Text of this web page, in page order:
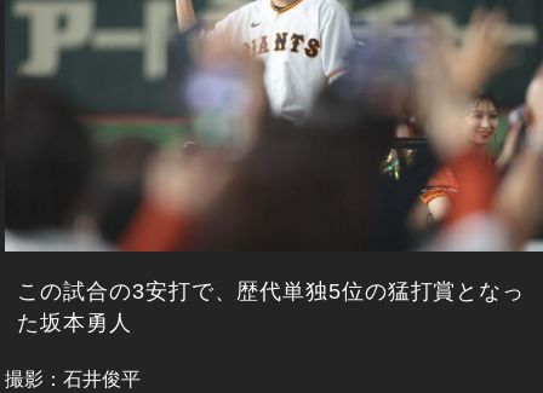
この試合の3安打で、歴代単独5位の猛打賞となっ
た坂本勇人
撮影：石井俊平